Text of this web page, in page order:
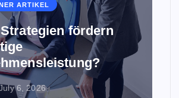
ARTIKEL
fördern
6, 2026